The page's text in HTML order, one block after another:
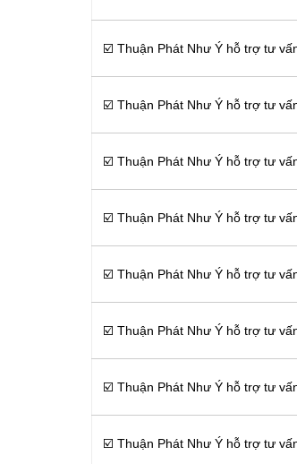
☑️ Thuận Phát Như Ý hỗ trợ tư
☑️ Thuận Phát Như Ý hỗ trợ tư
☑️ Thuận Phát Như Ý hỗ trợ tư
☑️ Thuận Phát Như Ý hỗ trợ tư
☑️ Thuận Phát Như Ý hỗ trợ tư
☑️ Thuận Phát Như Ý hỗ trợ tư
☑️ Thuận Phát Như Ý hỗ trợ tư
☑️ Thuận Phát Như Ý hỗ trợ tư